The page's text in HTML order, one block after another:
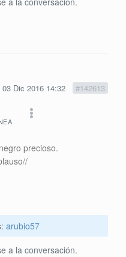
03 Dic 2016 14:32 #142613
precioso.
arubio57
a la conversación.